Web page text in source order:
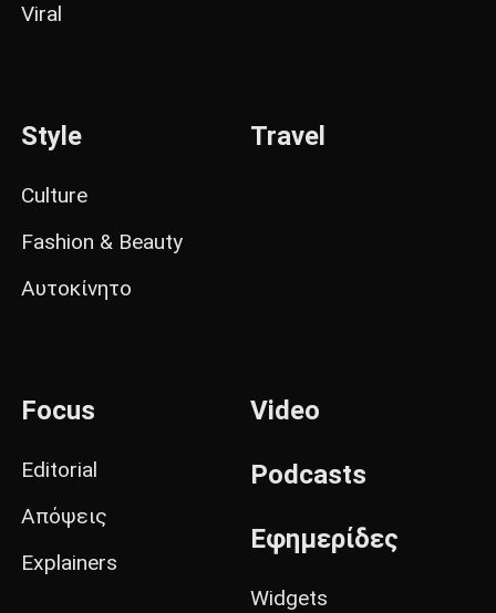
Viral
Style
Culture
Fashion & Beauty
Αυτοκίνητο
Travel
Focus
Editorial
Απόψεις
Explainers
Video
Podcasts
Εφημερίδες
Widgets